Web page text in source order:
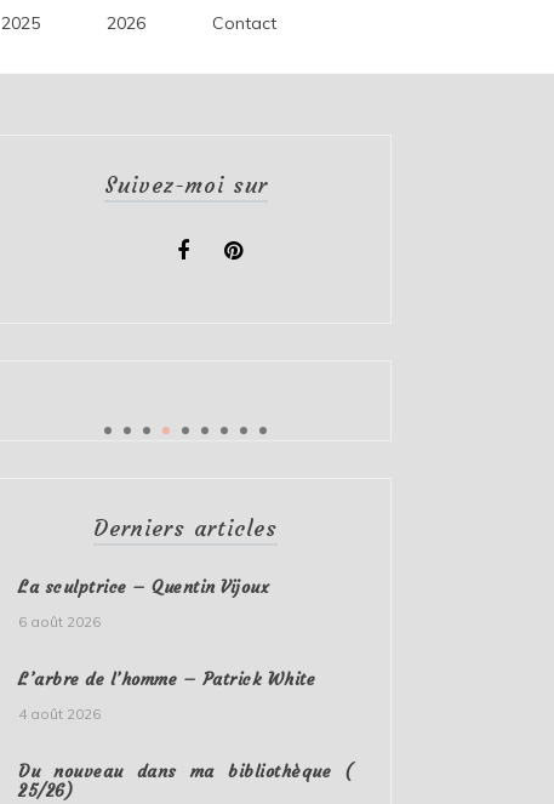
2025 2026 Contact
Suivez-moi sur
Derniers articles
La sculptrice – Quentin Vijoux
6 août 2026
L’arbre de l’homme – Patrick White
4 août 2026
Du nouveau dans ma bibliothèque (
25/26)